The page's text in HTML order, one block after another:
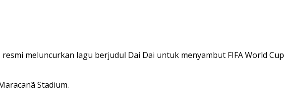
meluncurkan lagu berjudul Dai Dai untuk menyambut FIFA World Cup
Stadium.